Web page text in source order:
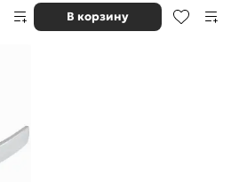
В корзину